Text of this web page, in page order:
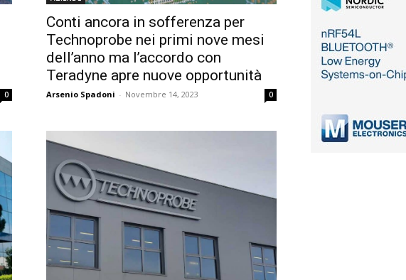
0
Conti ancora in sofferenza per
Technoprobe nei primi nove mesi
dell’anno ma l’accordo con
Teradyne apre nuove opportunità
Arsenio Spadoni - Novembre 14, 2023 0